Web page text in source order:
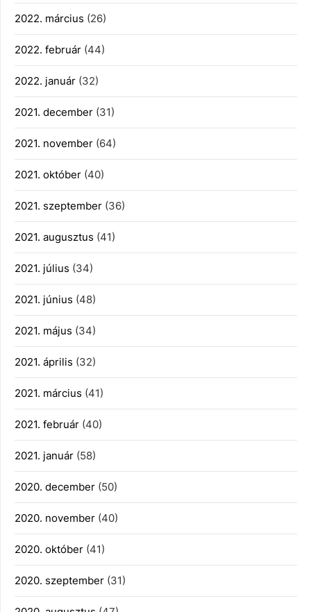
2022. március (26)
2022. február (44)
2022. január (32)
2021. december (31)
2021. november (64)
2021. október (40)
2021. szeptember (36)
2021. augusztus (41)
2021. július (34)
2021. június (48)
2021. május (34)
2021. április (32)
2021. március (41)
2021. február (40)
2021. január (58)
2020. december (50)
2020. november (40)
2020. október (41)
2020. szeptember (31)